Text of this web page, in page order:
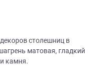
столешниц в
матовая, гладкий
камня.